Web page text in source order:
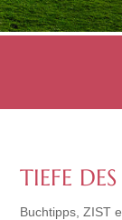
TIEFE
Buchtipps ,ZIST